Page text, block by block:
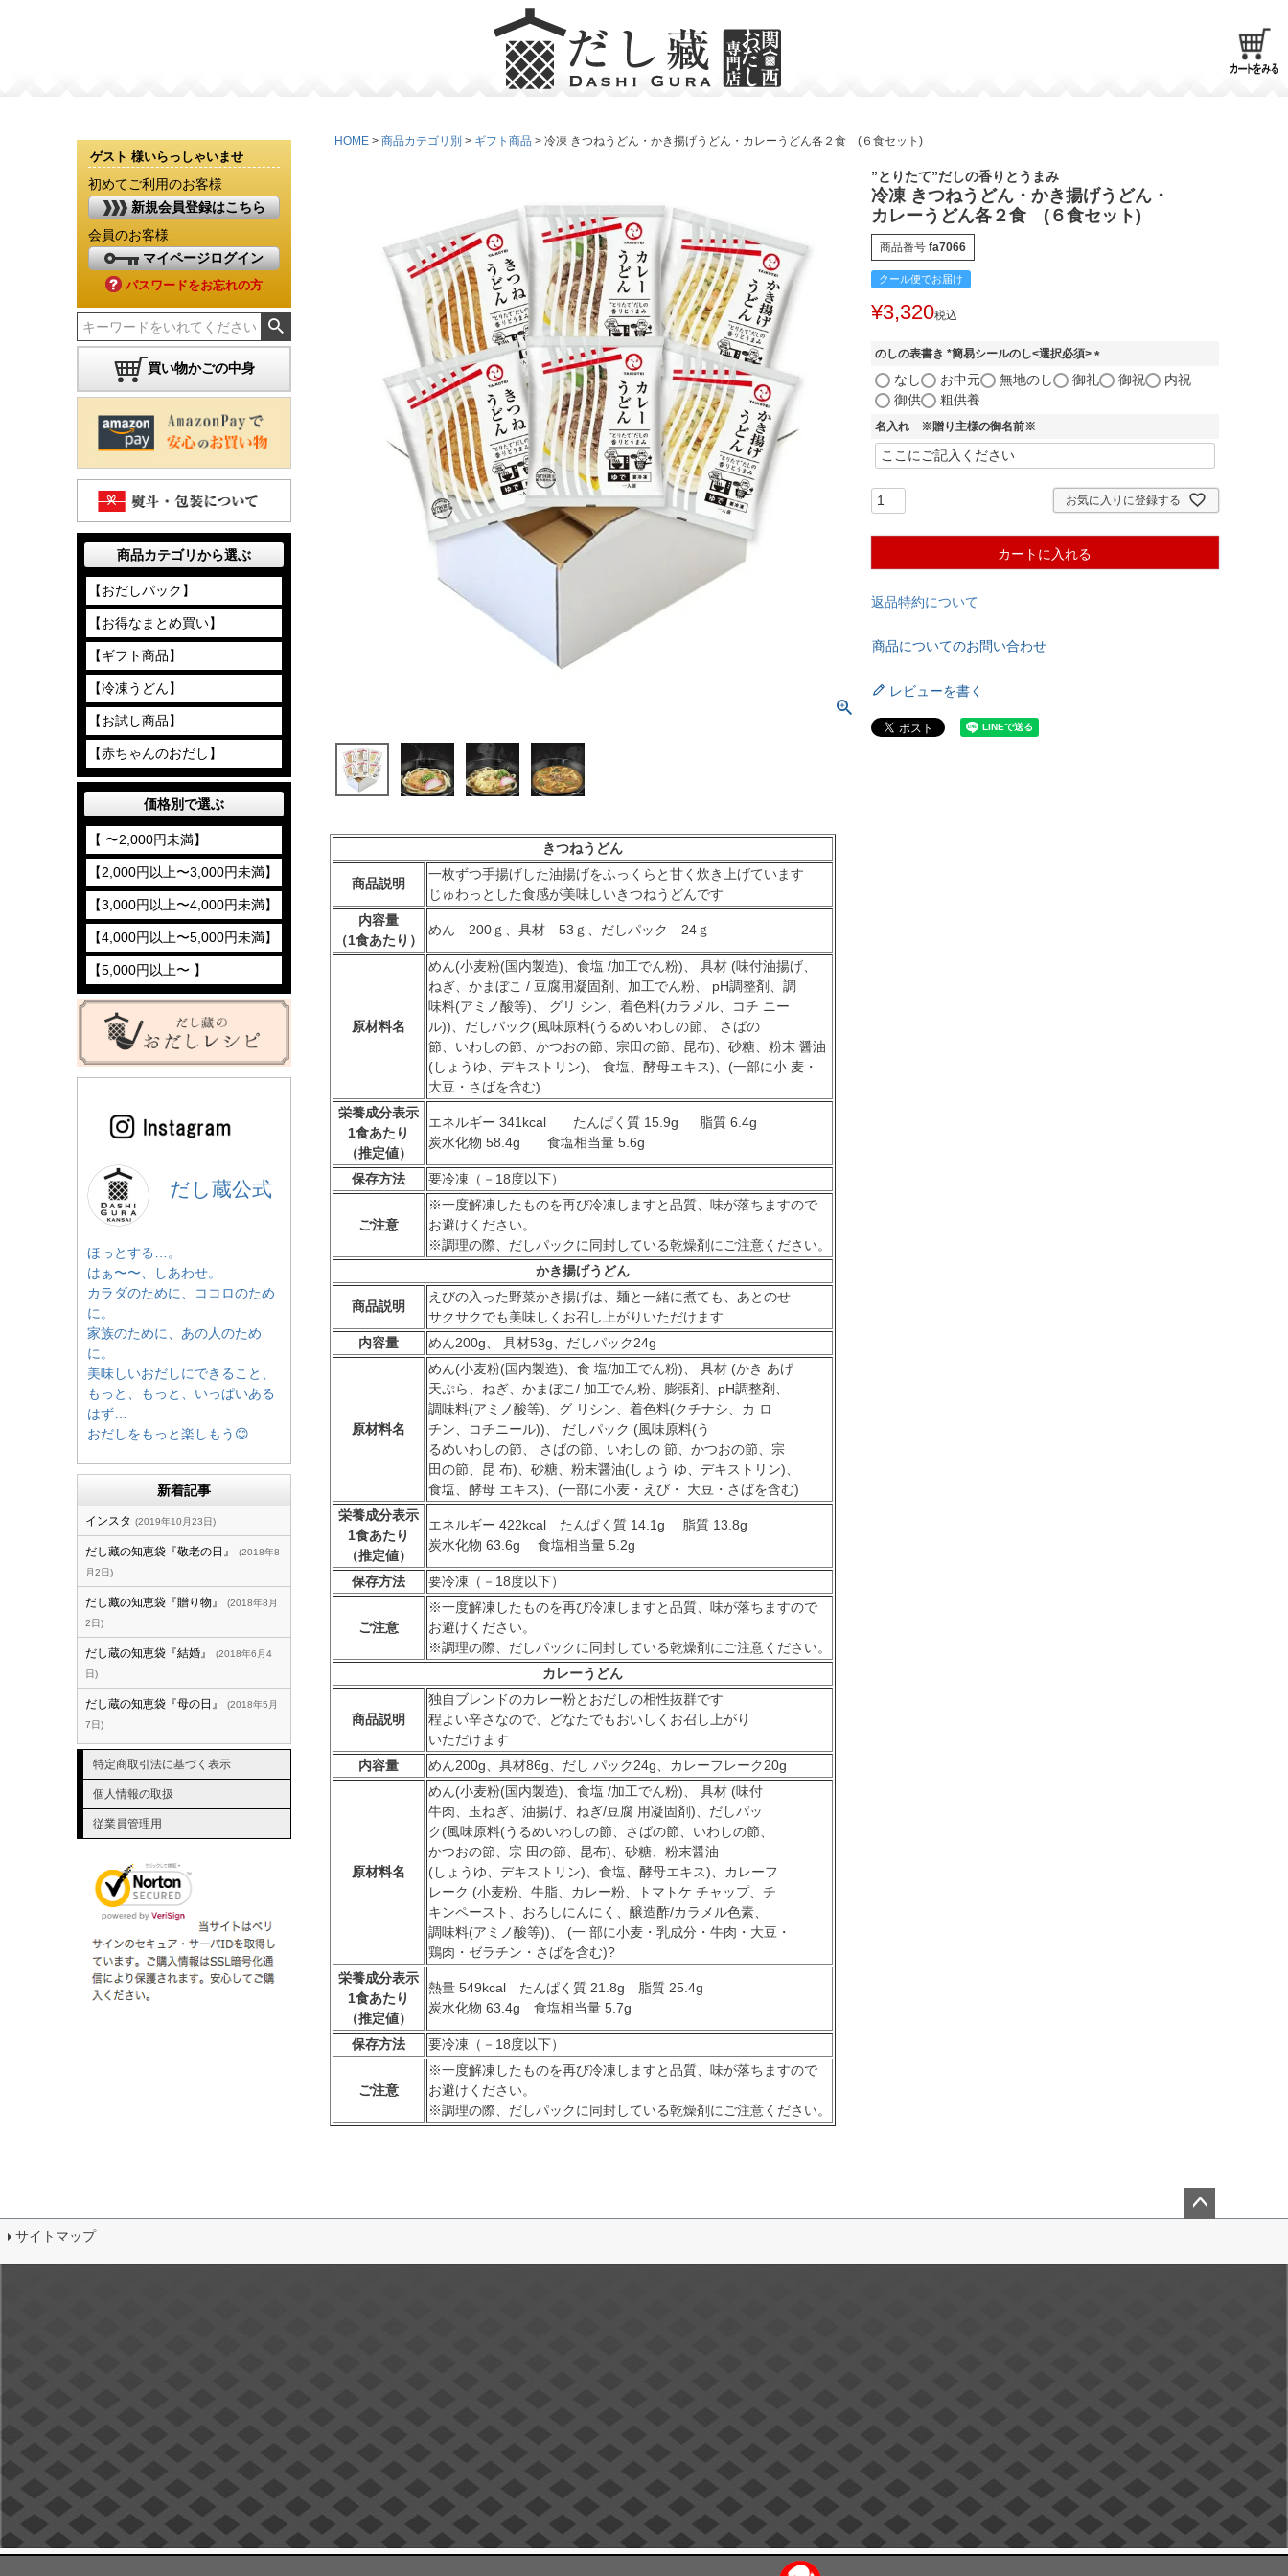
ゲスト 様いらっしゃいませ
初めてご利用のお客様
新規会員登録はこちら
会員のお客様
マイページログイン
パスワードをお忘れの方
買い物かごの中身
商品カテゴリから選ぶ
【おだしパック】
【お得なまとめ買い】
【ギフト商品】
【冷凍うどん】
【お試し商品】
【赤ちゃんのおだし】
価格別で選ぶ
【 〜2,000円未満】
【2,000円以上〜3,000円未満】
【3,000円以上〜4,000円未満】
【4,000円以上〜5,000円未満】
【5,000円以上〜 】
だし蔵公式
ほっとする…。
はぁ〜〜、しあわせ。
カラダのために、ココロのため
に。
家族のために、あの人のため
に。
美味しいおだしにできること、
もっと、もっと、いっぱいある
はず…
おだしをもっと楽しもう😊
新着記事
インスタ 2019年10月23日
だし藏の知恵袋『敬老の日』
2018年8
月2日
だし藏の知恵袋『贈り物』
2018年8月
2日
だし蔵の知恵袋『結婚』
2018年6月4
日
だし蔵の知恵袋『母の日』
2018年5月
7日
特定商取引法に基づく表示
個人情報の取扱
従業員管理用
HOME 商品カテゴリ別 ギフト商品 冷凍 きつねうどん・かき揚げうどん・カレーうどん各２食 (６食セット)
きつねうどん
商品説明
一枚ずつ手揚げした油揚げをふっくらと甘く炊き上げています
じゅわっとした食感が美味しいきつねうどんです
内容量
（1食あたり）
めん 200ｇ、具材 53ｇ、だしパック 24ｇ
原材料名
めん(小麦粉(国内製造)、食塩 /加工でん粉)、 具材 (味付油揚げ、
ねぎ、かまぼこ / 豆腐用凝固剤、加工でん粉、 pH調整剤、調
味料(アミノ酸等)、 グリ シン、着色料(カラメル、コチ ニー
ル))、だしパック(風味原料(うるめいわしの節、 さばの
節、いわしの節、かつおの節、宗田の節、昆布)、砂糖、粉末 醤油
(しょうゆ、デキストリン)、 食塩、酵母エキス)、(一部に小 麦・
大豆・さばを含む)
栄養成分表示
1食あたり
（推定値）
エネルギー 341kcal たんぱく質 15.9g 脂質 6.4g
炭水化物 58.4g 食塩相当量 5.6g
保存方法 要冷凍（－18度以下）
ご注意
※一度解凍したものを再び冷凍しますと品質、味が落ちますので
お避けください。
※調理の際、だしパックに同封している乾燥剤にご注意ください。
かき揚げうどん
商品説明
えびの入った野菜かき揚げは、麺と一緒に煮ても、あとのせ
サクサクでも美味しくお召し上がりいただけます
内容量
めん200g、 具材53g、だしパック24g
原材料名
めん(小麦粉(国内製造)、食 塩/加工でん粉)、 具材 (かき あげ
天ぷら、ねぎ、かまぼこ/ 加工でん粉、膨張剤、pH調整剤、
調味料(アミノ酸等)、グ リシン、着色料(クチナシ、カ ロ
チン、コチニール))、 だしパック (風味原料(う
るめいわしの節、 さばの節、いわしの 節、かつおの節、宗
田の節、昆 布)、砂糖、粉末醤油(しょう ゆ、デキストリン)、
食塩、酵母 エキス)、(一部に小麦・えび・ 大豆・さばを含む)
栄養成分表示
1食あたり
（推定値）
エネルギー 422kcal たんぱく質 14.1g 脂質 13.8g
炭水化物 63.6g 食塩相当量 5.2g
保存方法 要冷凍（－18度以下）
ご注意
※一度解凍したものを再び冷凍しますと品質、味が落ちますので
お避けください。
※調理の際、だしパックに同封している乾燥剤にご注意ください。
カレーうどん
商品説明
独自ブレンドのカレー粉とおだしの相性抜群です
程よい辛さなので、どなたでもおいしくお召し上がり
いただけます
内容量
めん200g、具材86g、だし パック24g、カレーフレーク20g
原材料名
めん(小麦粉(国内製造)、食塩 /加工でん粉)、 具材 (味付
牛肉、玉ねぎ、油揚げ、ねぎ/豆腐 用凝固剤)、だしパッ
ク(風味原料(うるめいわしの節、さばの節、いわしの節、
かつおの節、宗 田の節、昆布)、砂糖、粉末醤油
(しょうゆ、デキストリン)、食塩、酵母エキス)、カレーフ
レーク (小麦粉、牛脂、カレー粉、トマトケ チャップ、チ
キンペースト、おろしにんにく、醸造酢/カラメル色素、
調味料(アミノ酸等))、 (一 部に小麦・乳成分・牛肉・大豆・
鶏肉・ゼラチン・さばを含む)?
栄養成分表示
1食あたり
（推定値）
熱量 549kcal たんぱく質 21.8g 脂質 25.4g
炭水化物 63.4g 食塩相当量 5.7g
保存方法 要冷凍（－18度以下）
ご注意
※一度解凍したものを再び冷凍しますと品質、味が落ちますので
お避けください。
※調理の際、だしパックに同封している乾燥剤にご注意ください。
”とりたて”だしの香りとうまみ
冷凍 きつねうどん・かき揚げうどん・
カレーうどん各２食 (６食セット)
商品番号 fa7066
クール便でお届け
¥3,320税込
のしの表書き *簡易シールのし<選択必須>
(
必
なし お中元 無地のし 御礼 御祝
内祝
御供
粗供養
名入れ ※贈り主様の御名前※
お気に入りに登録する
カートに入れる
返品特約について
商品についてのお問い合わせ
レビューを書く
サイトマップ